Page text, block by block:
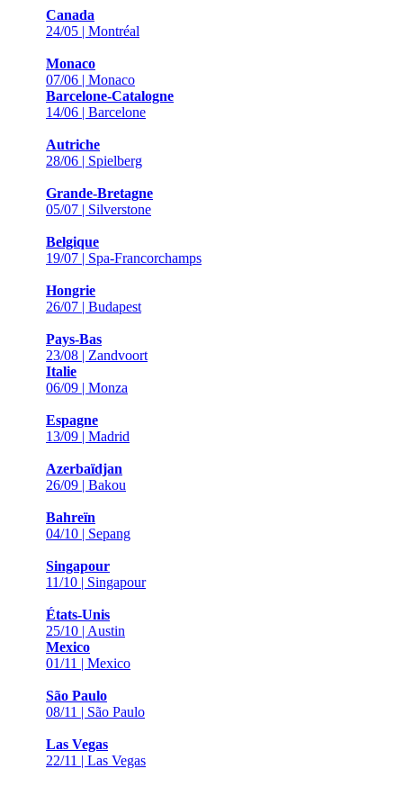
Canada
24/05 | Montréal
Monaco
07/06 | Monaco
Barcelone-Catalogne
14/06 | Barcelone
Autriche
28/06 | Spielberg
Grande-Bretagne
05/07 | Silverstone
Belgique
19/07 | Spa-Francorchamps
Hongrie
26/07 | Budapest
Pays-Bas
23/08 | Zandvoort
Italie
06/09 | Monza
Espagne
13/09 | Madrid
Azerbaïdjan
26/09 | Bakou
Bahreïn
04/10 | Sepang
Singapour
11/10 | Singapour
États-Unis
25/10 | Austin
Mexico
01/11 | Mexico
São Paulo
08/11 | São Paulo
Las Vegas
22/11 | Las Vegas